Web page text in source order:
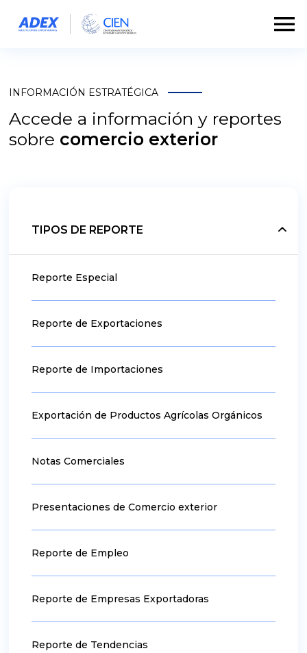
INFORMACIÓN ESTRATÉGICA
Accede a información y reportes
sobre comercio exterior
TIPOS DE REPORTE
Reporte Especial
Reporte de Exportaciones
Reporte de Importaciones
Exportación de Productos Agrícolas Orgánicos
Notas Comerciales
Presentaciones de Comercio exterior
Reporte de Empleo
Reporte de Empresas Exportadoras
Reporte de Tendencias